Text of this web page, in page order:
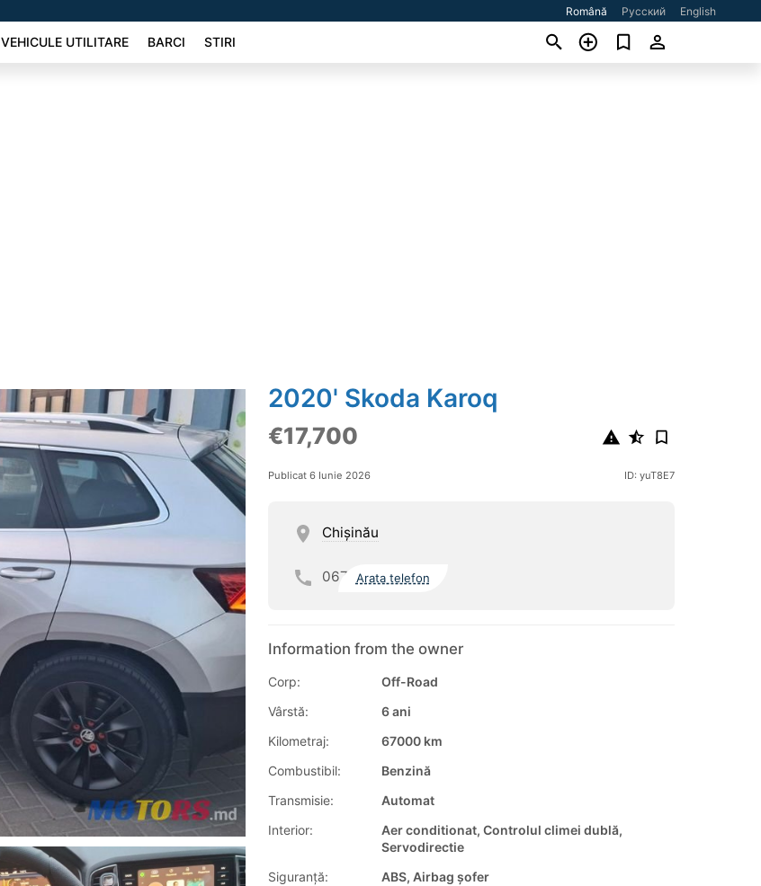
Română Русский English
VEHICULE UTILITARE BARCI STIRI
2020' Skoda Karoq
€17,700
Publicat 6 Iunie 2026 ID: yuT8E7
Chişinău
067 Arata telefon
Information from the owner
Corp:
Off-Road
Vârstă:
6 ani
Kilometraj:
67000 km
Combustibil:
Benzină
Transmisie:
Automat
Interior:
Aer conditionat, Controlul climei dublă,
Servodirectie
Siguranţă:
ABS, Airbag șofer